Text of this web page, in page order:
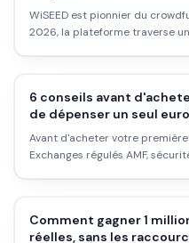
WiSEED est pionnier du
2026, la plateforme traverse
6 conseils avant
de dépenser un seul
Avant d'acheter votre
Exchanges régulés AMF,
Comment gagner 1
réelles, sans les